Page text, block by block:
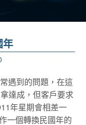
年
遇到的問題，在這
達成，但客戶要求
年星期會相差一
一個轉換民國年的